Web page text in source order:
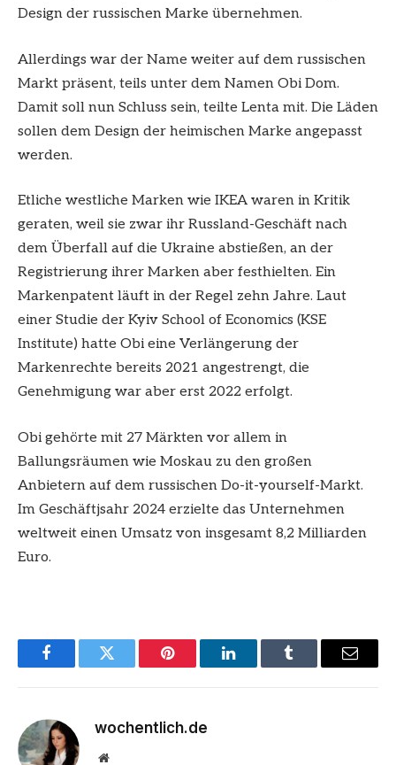
Design der russischen Marke übernehmen.
Allerdings war der Name weiter auf dem russischen
Markt präsent, teils unter dem Namen Obi Dom.
Damit soll nun Schluss sein, teilte Lenta mit. Die Läden
sollen dem Design der heimischen Marke angepasst
werden.
Etliche westliche Marken wie IKEA waren in Kritik
geraten, weil sie zwar ihr Russland-Geschäft nach
dem Überfall auf die Ukraine abstießen, an der
Registrierung ihrer Marken aber festhielten. Ein
Markenpatent läuft in der Regel zehn Jahre. Laut
einer Studie der Kyiv School of Economics (KSE
Institute) hatte Obi eine Verlängerung der
Markenrechte bereits 2021 angestrengt, die
Genehmigung war aber erst 2022 erfolgt.
Obi gehörte mit 27 Märkten vor allem in
Ballungsräumen wie Moskau zu den großen
Anbietern auf dem russischen Do-it-yourself-Markt.
Im Geschäftjsahr 2024 erzielte das Unternehmen
weltweit einen Umsatz von insgesamt 8,2 Milliarden
Euro.
FacebookTwitter Pinterest LinkedInTumblr Email
wochentlich.de
Website